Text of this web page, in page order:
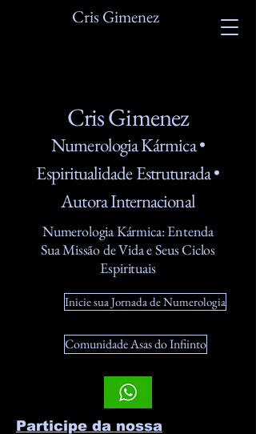
Cris Gimenez
Cris Gimenez
Numerologia Kármica •
Espiritualidade Estruturada •
Autora Internacional
Numerologia Kármica: Entenda
Sua Missão de Vida e Seus Ciclos
Espirituais
Inicie sua Jornada de Numerologia
Comunidade Asas do Infiinto
Participe da nossa